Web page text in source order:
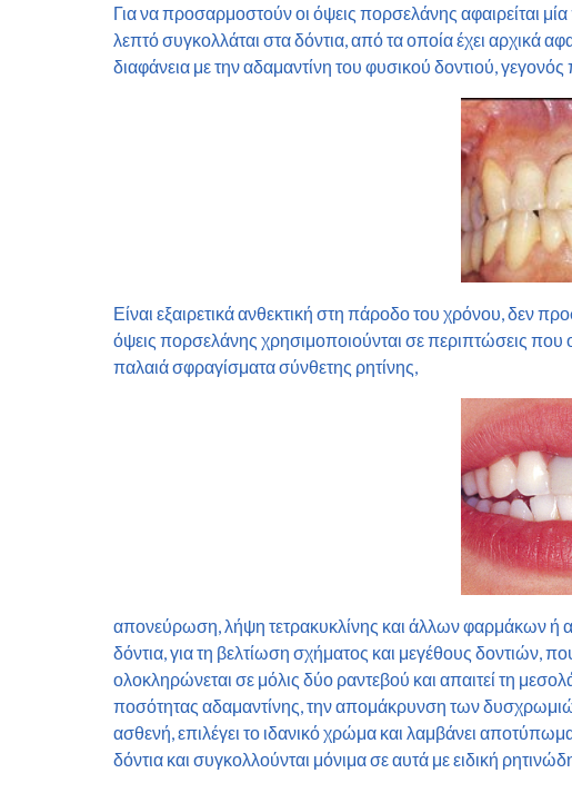
Για να προσαρμοστούν οι όψεις πορσελάνης αφαιρείται
λεπτό συγκολλάται στα δόντια, από τα οποία έχει αρχικά
διαφάνεια με την αδαμαντίνη του φυσικού δοντιού,
Είναι εξαιρετικά ανθεκτική στη πάροδο του χρόνου, δεν
όψεις πορσελάνης χρησιμοποιούνται σε περιπτώσεις που
παλαιά σφραγίσματα σύνθετης ρητίνης,
απονεύρωση, λήψη τετρακυκλίνης και άλλων φαρμάκων ή
δόντια, για τη βελτίωση σχήματος και μεγέθους δοντιών,
ολοκληρώνεται σε μόλις δύο ραντεβού και απαιτεί τη
ποσότητας αδαμαντίνης, την απομάκρυνση των
ασθενή, επιλέγει το ιδανικό χρώμα και λαμβάνει
δόντια και συγκολλούνται μόνιμα σε αυτά με ειδική